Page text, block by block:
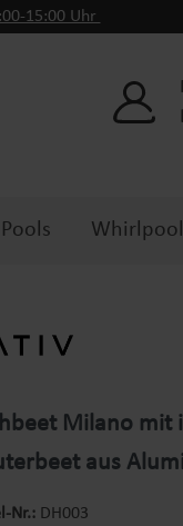
15:00 Uhr
Pools
Milano mit
aus
Nr.: DH003